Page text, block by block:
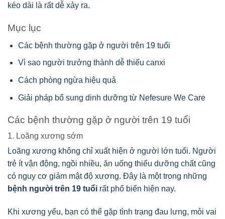
kéo dài là rất dễ xảy ra.
Mục lục
Các bệnh thường gặp ở người trên 19 tuổi
Vì sao người trưởng thành dễ thiếu canxi
Cách phòng ngừa hiệu quả
Giải pháp bổ sung dinh dưỡng từ Nefesure We Care
Các bệnh thường gặp ở người trên 19 tuổi
1. Loãng xương sớm
Loãng xương không chỉ xuất hiện ở người lớn tuổi. Người
trẻ ít vận động, ngồi nhiều, ăn uống thiếu dưỡng chất cũng
có nguy cơ giảm mật độ xương. Đây là một trong những
bệnh người trên 19 tuổi rất phổ biến hiện nay.
Khi xương yếu, bạn có thể gặp tình trạng đau lưng, mỏi vai